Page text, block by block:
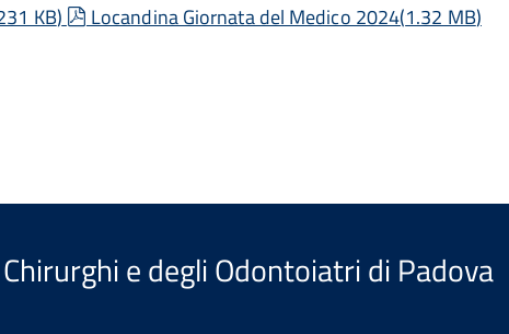
KB) pdf
Locandina Giornata del Medico 2024(1.32 MB)
e degli Odontoiatri di Padova